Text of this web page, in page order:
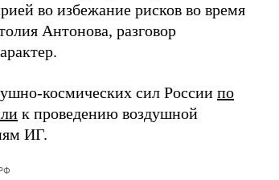
во избежание рисков во время
Антонова, разговор
космических сил России по
к проведению воздушной
ИГ.